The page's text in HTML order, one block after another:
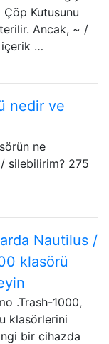
Kutusunu
Ancak, ~ /
içerik …
nedir ve
ne
silebilirim? 275
Nautilus /
klasörü
.Trash-1000,
klasörlerini
bir cihazda